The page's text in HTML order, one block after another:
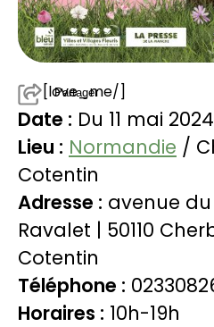
Partager
[love_me/]
Date : Du 11 mai
Lieu : Normandie /
Cotentin
Adresse : avenue
Ravalet | 50110
Cotentin
Téléphone :
Horaires : 10h-19h